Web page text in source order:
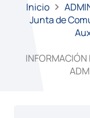
Inicio
Junta de
INFORMACIÓN